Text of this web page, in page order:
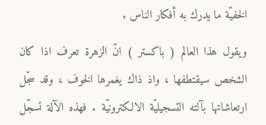
الخفيّة ما يدرك به أفكار الناس .
ويقول هذا العالم ( باكستر ) انّ الزهرة تعرف اذا كان
الشخص سيقتطفها ، واذ ذاك يغمرها الخوف ، وقد سجّل
ارتعاشاتها بآلته التسجيليّة الالكترونيّة . فهذه الآلة تسجّل